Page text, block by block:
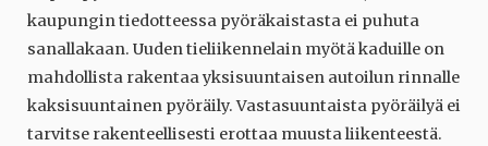
kaupungin tiedotteessa pyöräkaistasta ei puhuta
sanallakaan. Uuden tieliikennelain myötä kaduille on
mahdollista rakentaa yksisuuntaisen autoilun rinnalle
kaksisuuntainen pyöräily. Vastasuuntaista pyöräilyä ei
tarvitse rakenteellisesti erottaa muusta liikenteestä.